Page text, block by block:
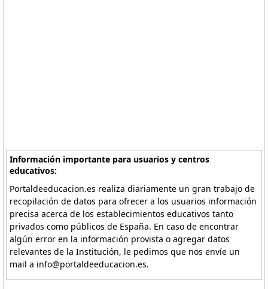
Información importante para usuarios y centros
educativos:
Portaldeeducacion.es realiza diariamente un gran trabajo de
recopilación de datos para ofrecer a los usuarios información
precisa acerca de los establecimientos educativos tanto
privados como públicos de España. En caso de encontrar
algún error en la información provista o agregar datos
relevantes de la Institución, le pedimos que nos envíe un
mail a info@portaldeeducacion.es.